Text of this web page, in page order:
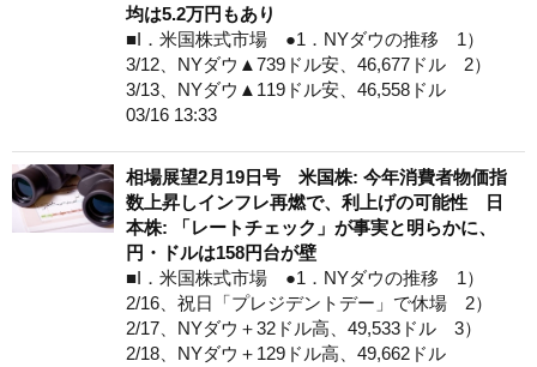
均は5.2万円もあり
■I．米国株式市場 ●1．NYダウの推移 1）
3/12、NYダウ▲739ドル安、46,677ドル 2）
3/13、NYダウ▲119ドル安、46,558ドル
03/16 13:33
相場展望2月19日号 米国株: 今年消費者物価指
数上昇しインフレ再燃で、利上げの可能性 日
本株: 「レートチェック」が事実と明らかに、
円・ドルは158円台が壁
■I．米国株式市場 ●1．NYダウの推移 1）
2/16、祝日「プレジデントデー」で休場 2）
2/17、NYダウ＋32ドル高、49,533ドル 3）
2/18、NYダウ＋129ドル高、49,662ドル